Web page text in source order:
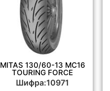
MITAS 130/60-13 MC16
TOURING FORCE
Шифра:10971